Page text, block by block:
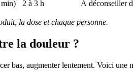
min) 2 à 3 h À déconseiller
la dose et chaque personne.
la douleur ?
bas, augmenter lentement. Voici une